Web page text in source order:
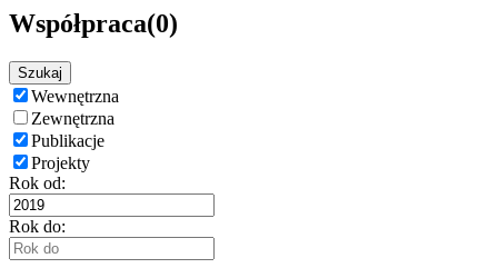
Współpraca(0)
Szukaj
Wewnętrzna
Zewnętrzna
Publikacje
Projekty
Rok od:
Rok do: